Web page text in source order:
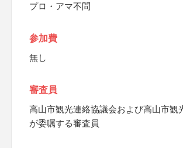
プロ・アマ不問
参加費
無し
審査員
高山市観光連絡協議会および高山市観
が委嘱する審査員